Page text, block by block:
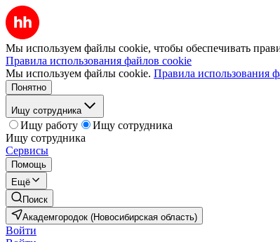
Мы используем файлы cookie, чтобы обеспечивать
Правила использования файлов cookie
Мы используем файлы cookie. Правила использования
Понятно
Ищу сотрудника
Ищу работу
Ищу сотрудника
Ищу сотрудника
Сервисы
Помощь
Ещё
Поиск
Академгородок (Новосибирская область)
Войти